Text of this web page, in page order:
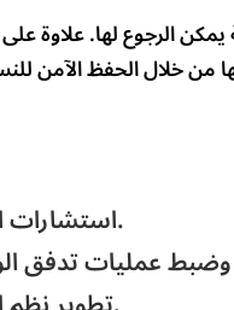
الرجوع لها. علاوة
من خلال الحفظ الآمن
استشارات الأرشفة الالكترونية.